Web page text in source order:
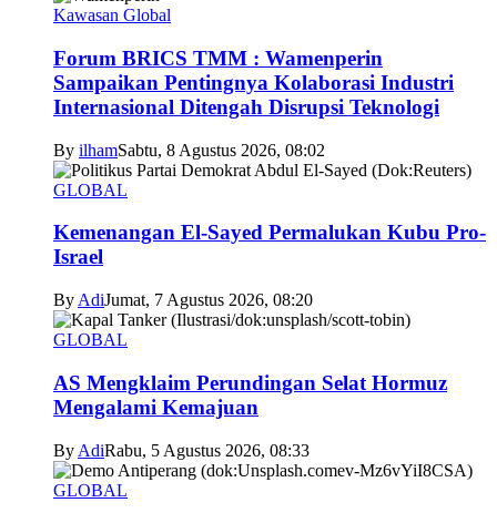
Kawasan Global
Forum BRICS TMM : Wamenperin
Sampaikan Pentingnya Kolaborasi Industri
Internasional Ditengah Disrupsi Teknologi
By ilhamSabtu, 8 Agustus 2026, 08:02
GLOBAL
Kemenangan El-Sayed Permalukan Kubu Pro-
Israel
By AdiJumat, 7 Agustus 2026, 08:20
GLOBAL
AS Mengklaim Perundingan Selat Hormuz
Mengalami Kemajuan
By AdiRabu, 5 Agustus 2026, 08:33
GLOBAL